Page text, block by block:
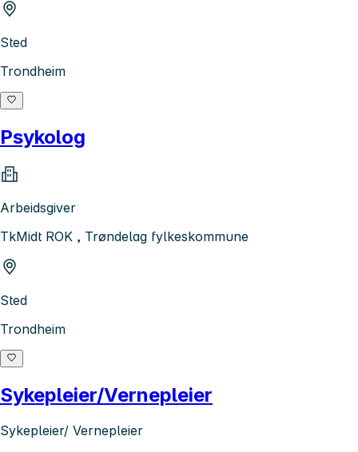
Sted
Trondheim
Psykolog
Arbeidsgiver
TkMidt ROK , Trøndelag fylkeskommune
Sted
Trondheim
Sykepleier/Vernepleier
Sykepleier/ Vernepleier